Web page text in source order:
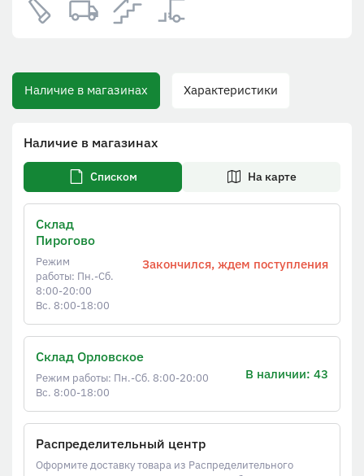
Наличие в магазинах Характеристики
Наличие в магазинах
Списком На карте
Склад
Пирогово
Режим
работы: Пн.-Сб.
8:00-20:00
Вс. 8:00-18:00
Закончился, ждем поступления
Склад Орловское
Режим работы: Пн.-Сб. 8:00-20:00
Вс. 8:00-18:00
В наличии: 43
Распределительный центр
Оформите доставку товара из Распределительного